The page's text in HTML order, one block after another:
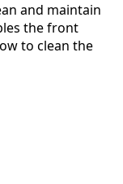
and maintain
the front
to clean the